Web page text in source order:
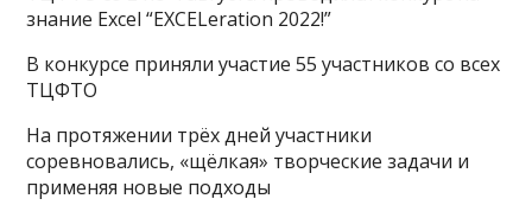
знание Excel “EXCELeration 2022!”
В конкурсе приняли участие 55 участников со всех
ТЦФТО
На протяжении трёх дней участники
соревновались, «щёлкая» творческие задачи и
применяя новые подходы